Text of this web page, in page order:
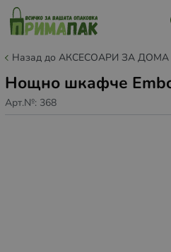
Назад до АКСЕСОАРИ ЗА ДОМА
Нощно шкафче
Арт.№: 368